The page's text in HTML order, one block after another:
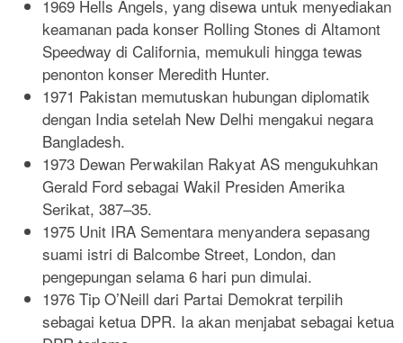
1969 Hells Angels, yang disewa untuk menyediakan
keamanan pada konser Rolling Stones di Altamont
Speedway di California, memukuli hingga tewas
penonton konser Meredith Hunter.
1971 Pakistan memutuskan hubungan diplomatik
dengan India setelah New Delhi mengakui negara
Bangladesh.
1973 Dewan Perwakilan Rakyat AS mengukuhkan
Gerald Ford sebagai Wakil Presiden Amerika
Serikat, 387–35.
1975 Unit IRA Sementara menyandera sepasang
suami istri di Balcombe Street, London, dan
pengepungan selama 6 hari pun dimulai.
1976 Tip O’Neill dari Partai Demokrat terpilih
sebagai ketua DPR. Ia akan menjabat sebagai ketua